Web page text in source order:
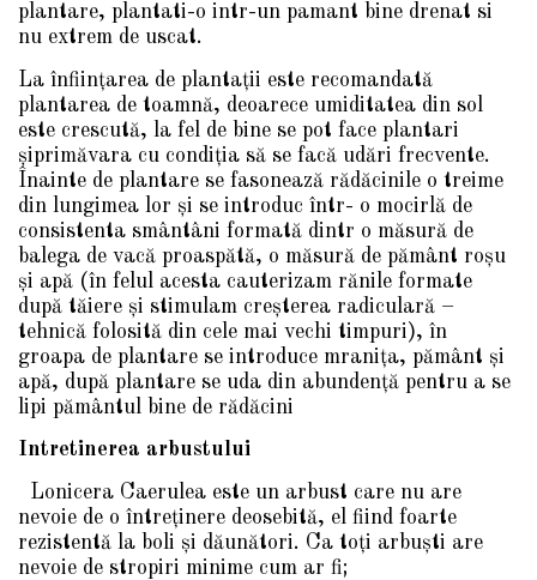
plantare, plantati-o intr-un pamant bine drenat si
nu extrem de uscat.
La înfiinţarea de plantaţii este recomandată
plantarea de toamnă, deoarece umiditatea din sol
este crescută, la fel de bine se pot face plantari
şiprimăvara cu condiţia să se facă udări frecvente.
Înainte de plantare se fasonează rădăcinile o treime
din lungimea lor şi se introduc într- o mocirlă de
consistenta smântâni formată dintr o măsură de
balega de vacă proaspătă, o măsură de pământ roşu
şi apă (în felul acesta cauterizam rănile formate
după tăiere şi stimulam creşterea radiculară –
tehnică folosită din cele mai vechi timpuri), în
groapa de plantare se introduce mraniţa, pământ şi
apă, după plantare se uda din abundenţă pentru a se
lipi pământul bine de rădăcini
Intretinerea arbustului
Lonicera Caerulea este un arbust care nu are
nevoie de o întreţinere deosebită, el fiind foarte
rezistentă la boli şi dăunători. Ca toţi arbuşti are
nevoie de stropiri minime cum ar fi;